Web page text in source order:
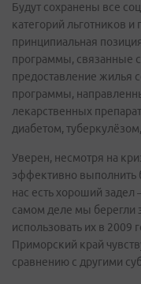
Будут сохранены все
категорий льготников
принципиальная
программы, связанные
предоставление жилья
программы,
лекарственных
диабетом,
Уверен, несмотря на
эффективно выполнить
нас есть хороший задел
самом деле мы берегли
использовать их в 2009
Приморский край
сравнению с другими